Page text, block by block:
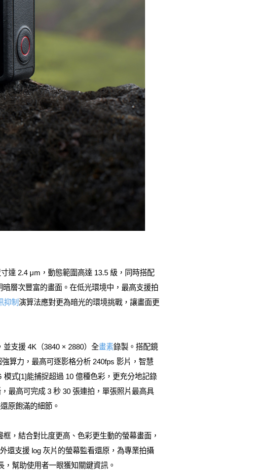
寸達 2.4 μm，動態範圍高達 13.5 級，同時搭配
層次豐富的畫面。在低光環境中，最高支援拍
抑制演算法應對更為暗光的環境挑戰，讓畫面更
支援 4K（3840 × 2880）全畫素錄製。搭配鏡
算力，最高可逐影格分析 240fps 影片，智慧
式[1]能捕捉超過 10 億種色彩，更充分地記錄
最高可完成 3 秒 30 張連拍，單張照片最高具
原飽滿的細節。
，結合對比度更高、色彩更生動的螢幕畫面，
還支援 log 灰片的螢幕監看還原，為專業拍攝
幫助使用者一眼獲知關鍵資訊。